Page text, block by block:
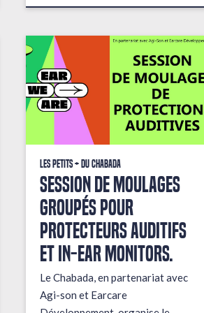
Les petits + du Chabada
Session de moulages
groupés pour
protecteurs auditifs
et in-ear monitors.
Le Chabada, en partenariat avec
Agi-son et Earcare